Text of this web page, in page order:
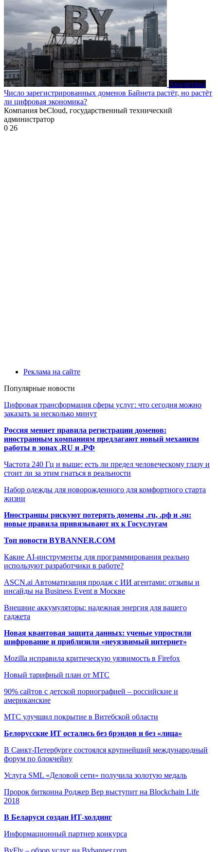
Аналитика
Число зарегистрированных доменов Байнета растёт, но растёт
ли цифровая экономика?
Компания beCloud, государственный технический
администратор
0 26
Реклама на сайте
Популярные новости
Цифровая трансформация сферы услуг: что сегодня можно
заказать за несколько минут
Россия меняет правила регистрации доменов:
иностранным компаниям предлагают новый механизм
работы в зонах .RU и .РФ
Частота 240 Гц и выше: есть ли предел человеческому глазу и
стоит ли за этим гнаться в реальности
Набор одежды для новорожденного для комфортного старта
жизни
Иностранцы рискуют потерять домены .ru, .рф и .su:
новые правила привязывают их к Госуслугам
Топ новости BYBANNER.COM
Какие AI-инструменты для программирования реально
используют разработчики в работе?
ASCN.ai Автоматизация продаж с ИИ агентами: отзывы и
инсайды на Business Event в Москве
Внешние аккумуляторы: надежная энергия для вашего
гаджета
Новая квантовая защита данных: ученые упростили
шифрование и приблизили «неуязвимый интернет»
Mozilla исправила критическую уязвимость в Firefox
Новый тарифный план от МТС
90% сайтов с детской порнографией – российские и
американские
МТС улучшил покрытие в Витебской области
Белорусские ИТ остались без брэндов и без «лица»
В Санкт-Петербурге состоялся крупнейший международный
форум по блокчейну
Услуга SML «Деловой сети» получила золотую медаль
Пророк биткоина Роджер Вер выступит на Blockchain Life
2018
В Беларуси создан ИТ-холдинг
Информационный партнер конкурса